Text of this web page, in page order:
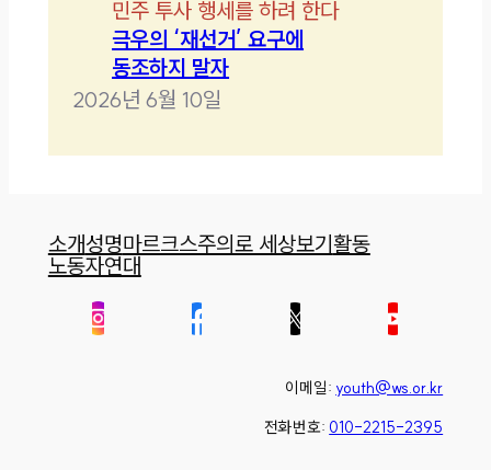
민주 투사 행세를 하려 한다
극우의 ‘재선거’ 요구에
동조하지 말자
2026년 6월 10일
소개성명마르크스주의로 세상보기활동
노동자연대
이메일: youth@ws.or.kr
전화번호: 010-2215-2395